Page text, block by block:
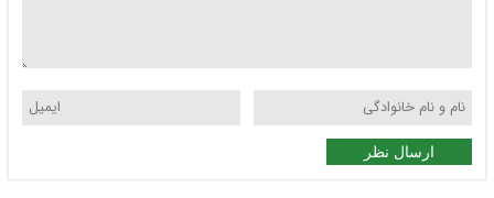
ارسال نظر